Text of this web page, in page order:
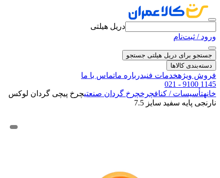
دریل هیلتی
ورود / ثبت‌نام
جستجو برای دریل هیلتی جستجو
دسته‌بندی کالاها
فروش ویژهخدمات فنیدرباره ماتماس با ما
021 - 9100 1145
خانهتأسیسات / کنافچرخچرخ گردان صنعتیچرخ پیچی گردان لوکس
نارنجی پایه سفید سایز 7.5